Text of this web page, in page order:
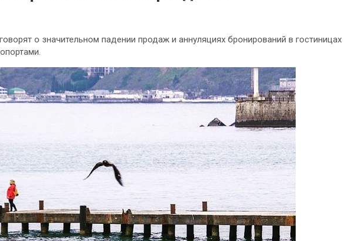
о значительном падении продаж и аннуляциях бронирований в гостиницах